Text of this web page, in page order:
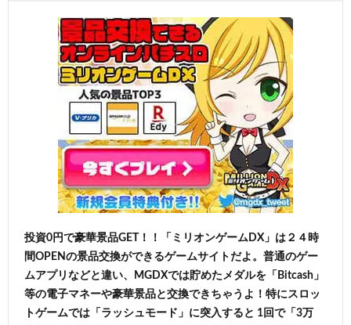
投資0円で豪華景品GET！！「ミリオンゲームDX」は２４時
間OPENの景品交換ができるゲームサイトだよ。普通のゲー
ムアプリなどと違い、MGDXでは貯めたメダルを「Bitcash」
等の電子マネーや豪華景品と交換できちゃうよ！特にスロッ
トゲームでは「ラッシュモード」に突入すると 1回で「3万